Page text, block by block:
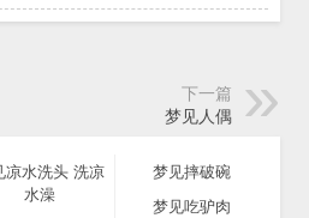
下一篇
梦见人偶
凉水洗头 洗凉
水澡
梦见摔破碗
梦见吃驴肉